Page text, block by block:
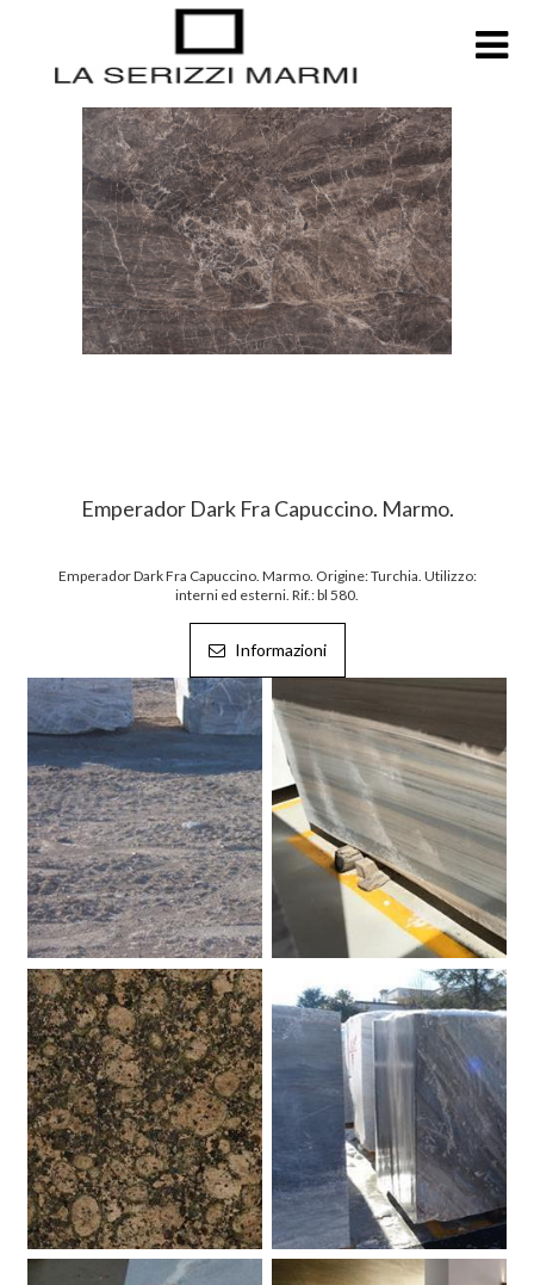
Emperador Dark Fra Capuccino. Marmo.
Emperador Dark Fra Capuccino. Marmo. Origine: Turchia. Utilizzo:
interni ed esterni. Rif.: bl 580.
Informazioni
Onice Brunello. Blocchi Palissandro. Marmo.
Baltic Brown. Granito. Palissandro Blue. Marmo.